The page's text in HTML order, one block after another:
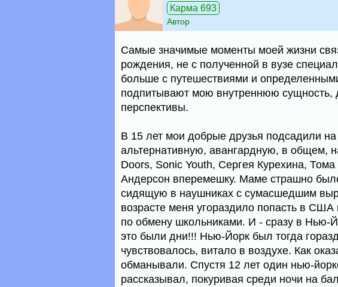
Карма 693
Автор
Самые значимые моменты моей жизни
рождения, не с полученной в вузе
больше с путешествиями и
подпитывают мою внутреннюю сущность,
перспективы.
В 15 лет мои добрые друзья подсадили
альтернативную, авангардную, в общем,
Doors, Sonic Youth, Сергея Курехина,
Андерсон вперемешку. Маме страшно
сидящую в наушниках с сумасшедшим
возрасте меня угораздило попасть в США
по обмену школьниками. И - сразу в Нью-
это были дни!!! Нью-Йорк был тогда
чувствовалось, витало в воздухе. Как
обманывали. Спустя 12 лет один нью-
рассказывал, покуривая среди ночи на